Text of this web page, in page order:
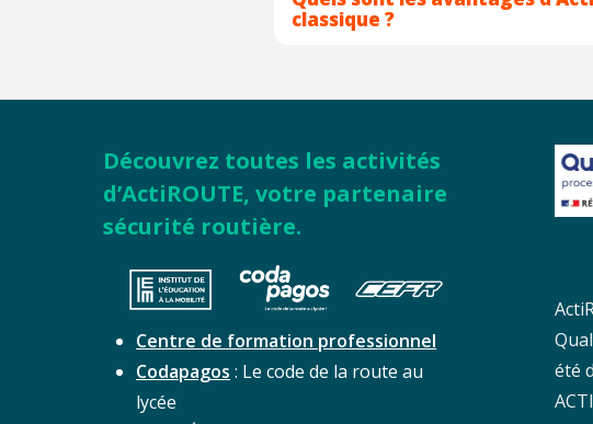
classique ?
Découvrez toutes les activités
d’ActiROUTE, votre partenaire
sécurité routière.
Centre de formation professionnel
Codapagos : Le code de la route au
lycée
été